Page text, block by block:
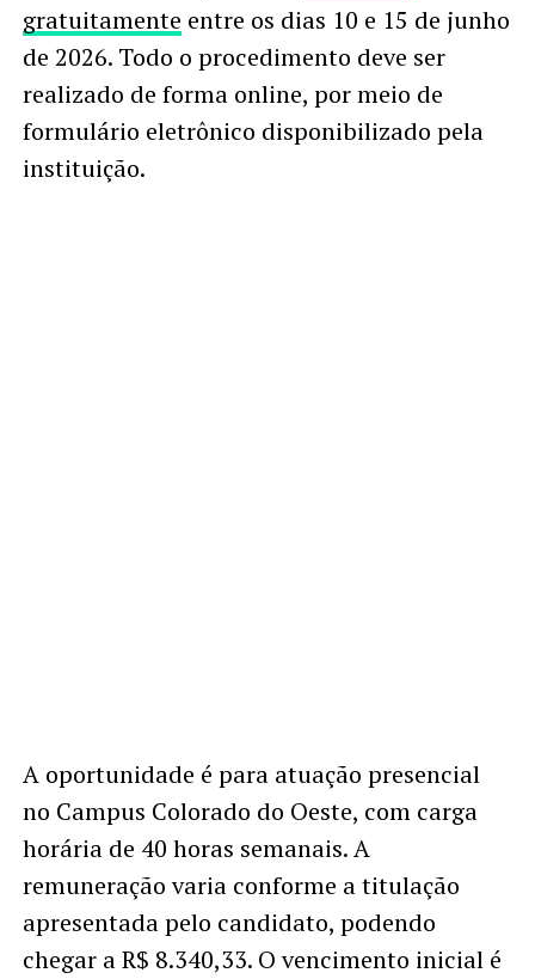
gratuitamente entre os dias 10 e 15 de junho
de 2026. Todo o procedimento deve ser
realizado de forma online, por meio de
formulário eletrônico disponibilizado pela
instituição.
A oportunidade é para atuação presencial
no Campus Colorado do Oeste, com carga
horária de 40 horas semanais. A
remuneração varia conforme a titulação
apresentada pelo candidato, podendo
chegar a R$ 8.340,33. O vencimento inicial é